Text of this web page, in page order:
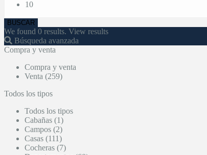
10
We found 0 results. View results
Búsqueda avanzada
Compra y venta
Compra y venta
Venta (259)
Todos los tipos
Todos los tipos
Cabañas (1)
Campos (2)
Casas (111)
Cocheras (7)